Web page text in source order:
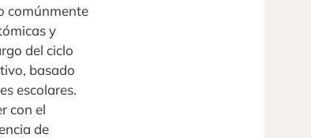
comúnmente
y
del ciclo
basado
escolares.
con el
de